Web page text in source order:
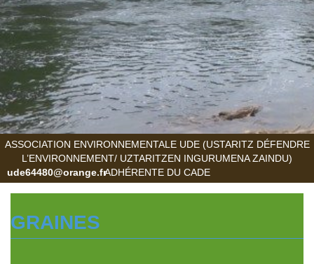
ASSOCIATION ENVIRONNEMENTALE UDE (USTARITZ DÉFENDRE
L’ENVIRONNEMENT/ UZTARITZEN INGURUMENA ZAINDU)
ADHÉRENTE DU CADE
ude64480@orange.fr
GRAINES